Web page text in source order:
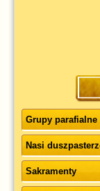
Grupy parafialne
Nasi
Sakramenty